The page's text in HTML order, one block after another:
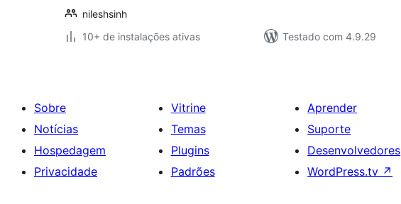
nileshsinh
10+ de instalações ativas
Testado com 4.9.29
Sobre
Notícias
Hospedagem
Privacidade
Vitrine
Temas
Plugins
Padrões
Aprender
Suporte
Desenvolvedores
WordPress.tv ↗